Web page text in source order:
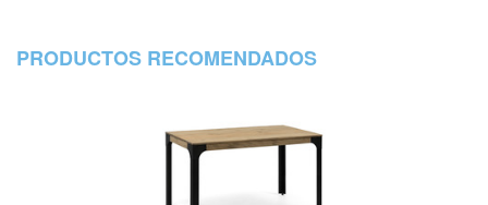
PRODUCTOS RECOMENDADOS